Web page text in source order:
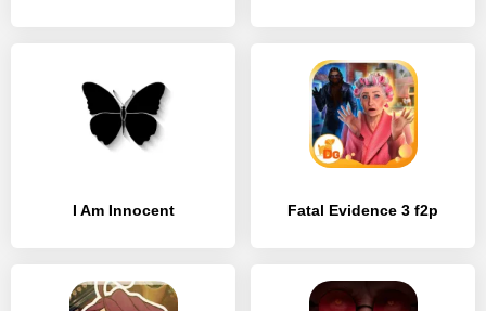
I Am Innocent Fatal Evidence 3 f2p